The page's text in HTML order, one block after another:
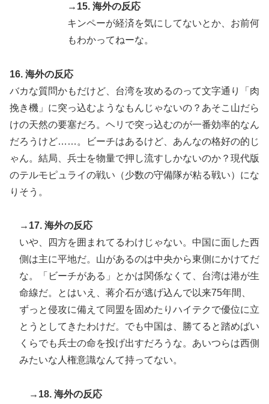
→15. 海外の反応
キンペーが経済を気にしてないとか、お前何
もわかってねーな。
16. 海外の反応
バカな質問かもだけど、台湾を攻めるのって文字通り「肉
挽き機」に突っ込むようなもんじゃないの？あそこ山だら
けの天然の要塞だろ。ヘリで突っ込むのが一番効率的なん
だろうけど……。ビーチはあるけど、あんなの格好の的じ
ゃん。結局、兵士を物量で押し流すしかないのか？現代版
のテルモピュライの戦い（少数の守備隊が粘る戦い）にな
りそう。
→17. 海外の反応
いや、四方を囲まれてるわけじゃない。中国に面した西
側は主に平地だ。山があるのは中央から東側にかけてだ
な。「ビーチがある」とかは関係なくて、台湾は港が生
命線だ。とはいえ、蒋介石が逃げ込んで以来75年間、
ずっと侵攻に備えて同盟を固めたりハイテクで優位に立
とうとしてきたわけだ。でも中国は、勝てると踏めばい
くらでも兵士の命を投げ出すだろうな。あいつらは西側
みたいな人権意識なんて持ってない。
→18. 海外の反応